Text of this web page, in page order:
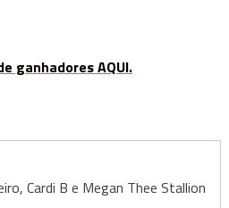
ganhadores AQUI.
Cardi B e Megan Thee Stallion